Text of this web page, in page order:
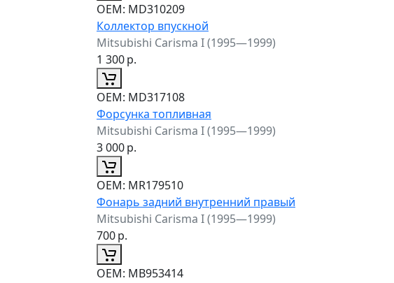
ОЕМ: MD310209
Коллектор впускной
Mitsubishi Carisma I (1995—1999)
1 300р.
ОЕМ: MD317108
Форсунка топливная
Mitsubishi Carisma I (1995—1999)
3 000р.
ОЕМ: MR179510
Фонарь задний внутренний правый
Mitsubishi Carisma I (1995—1999)
700р.
ОЕМ: MB953414